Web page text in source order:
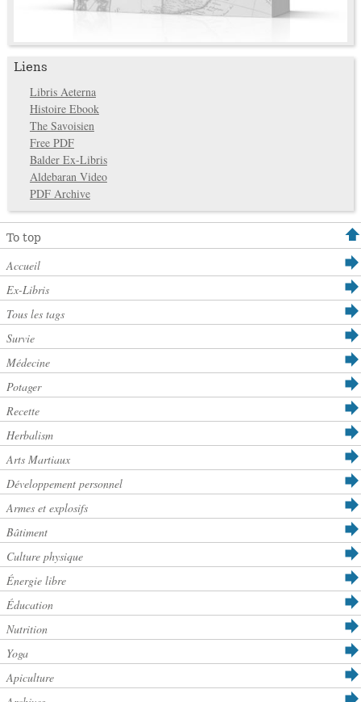
Liens
Libris Aeterna
Histoire Ebook
The Savoisien
Free PDF
Balder Ex-Libris
Aldebaran Video
PDF Archive
To top
Accueil
Ex-Libris
Tous les tags
Survie
Médecine
Potager
Recette
Herbalism
Arts Martiaux
Développement personnel
Armes et explosifs
Bâtiment
Culture physique
Énergie libre
Éducation
Nutrition
Yoga
Apiculture